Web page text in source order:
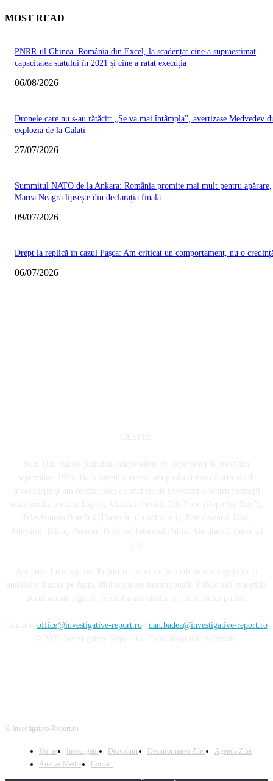
MOST READ
PNRR-ul Ghinea. România din Excel, la scadență: cine a supraestimat
capacitatea statului în 2021 și cine a ratat execuția
06/08/2026
Dronele care nu s-au rătăcit: „Se va mai întâmpla”, avertizase Medvedev
explozia de la Galați
27/07/2026
Summitul NATO de la Ankara: România promite mai mult pentru apărare,
Marea Neagră lipsește din declarația finală
09/07/2026
Drept la replică în cazul Pașca: Am criticat un comportament, nu o
06/07/2026
office@investigative-report.ro| dan.badea@investigative-report.ro
© Investigative-Report.ro
Home Investigatii Dezvăluiri Dezinformarea Zilei
Agenda Zilei
Analize Media
Contact